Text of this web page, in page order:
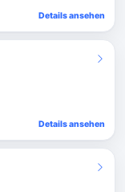
Details ansehen
Details ansehen